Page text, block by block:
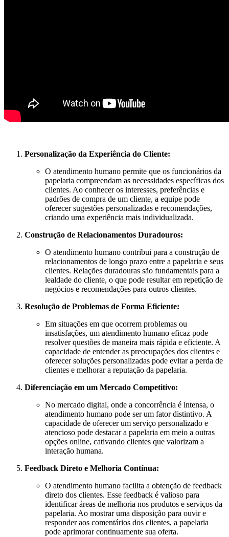
Personalização da Experiência do Cliente:
O atendimento humano permite que os funcionários da
papelaria compreendam as necessidades específicas dos
clientes. Ao conhecer os interesses, preferências e
padrões de compra de um cliente, a equipe pode
oferecer sugestões personalizadas e recomendações,
criando uma experiência mais individualizada.
Construção de Relacionamentos Duradouros:
O atendimento humano contribui para a construção de
relacionamentos de longo prazo entre a papelaria e seus
clientes. Relações duradouras são fundamentais para a
lealdade do cliente, o que pode resultar em repetição de
negócios e recomendações para outros clientes.
Resolução de Problemas de Forma Eficiente:
Em situações em que ocorrem problemas ou
insatisfações, um atendimento humano eficaz pode
resolver questões de maneira mais rápida e eficiente. A
capacidade de entender as preocupações dos clientes e
oferecer soluções personalizadas pode evitar a perda de
clientes e melhorar a reputação da papelaria.
Diferenciação em um Mercado Competitivo:
No mercado digital, onde a concorrência é intensa, o
atendimento humano pode ser um fator distintivo. A
capacidade de oferecer um serviço personalizado e
atencioso pode destacar a papelaria em meio a outras
opções online, cativando clientes que valorizam a
interação humana.
Feedback Direto e Melhoria Contínua:
O atendimento humano facilita a obtenção de feedback
direto dos clientes. Esse feedback é valioso para
identificar áreas de melhoria nos produtos e serviços da
papelaria. Ao mostrar uma disposição para ouvir e
responder aos comentários dos clientes, a papelaria
pode aprimorar continuamente sua oferta.